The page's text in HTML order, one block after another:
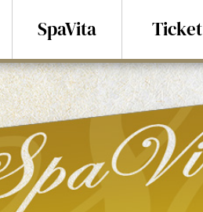
SpaVita Ticket